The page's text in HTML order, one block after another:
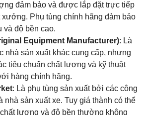
đảm bảo và được lắp đặt trực tiếp
xưởng. Phụ tùng chính hãng đảm bảo
và độ bền cao.
Equipment Manufacturer): Là
nhà sản xuất khác cung cấp, nhưng
tiêu chuẩn chất lượng và kỹ thuật
hàng chính hãng.
: Là phụ tùng sản xuất bởi các công
nhà sản xuất xe. Tuy giá thành có thể
lượng và độ bền thường không